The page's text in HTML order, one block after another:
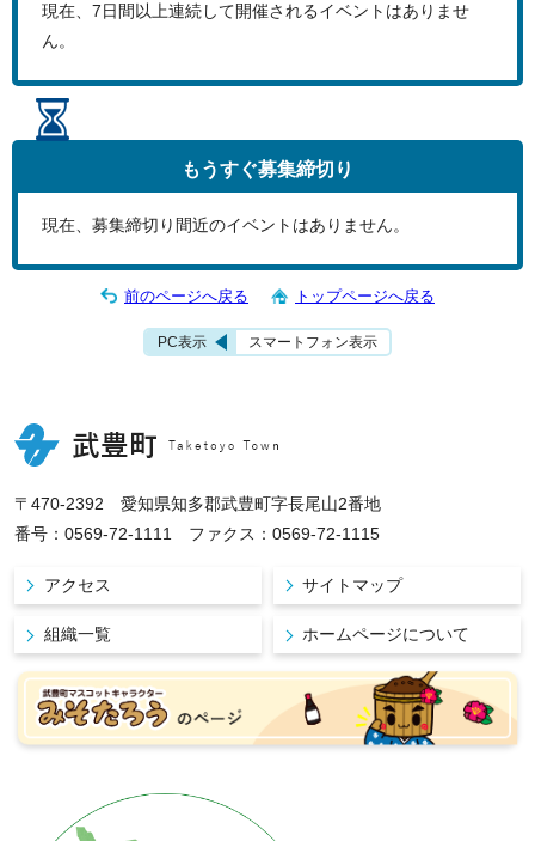
現在、 7日間以上連続して開催されるイベントはありませ
ん。
もうすぐ募集締切り
現在、募集締切り間近のイベントはありません。
前のページへ戻る トップページへ戻る
PC表示 スマートフォン表示
〒470-2392 愛知県知多郡武豊町字長尾山2番地
番号：0569-72-1111 ファクス：0569-72-1115
アクセス サイトマップ
組織一覧 ホームページについて